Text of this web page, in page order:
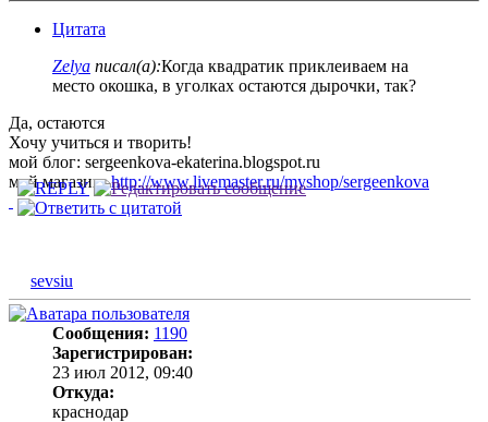
Цитата
Zelya писал(а):Когда квадратик приклеиваем на
место окошка, в уголках остаются дырочки, так?
Да, остаются
Хочу учиться и творить!
мой блог: sergeenkova-ekaterina.blogspot.ru
мой магазин:http://www.livemaster.ru/myshop/sergeenkova
sevsiu
Сообщения: 1190
Зарегистрирован:
23 июл 2012, 09:40
Откуда:
краснодар